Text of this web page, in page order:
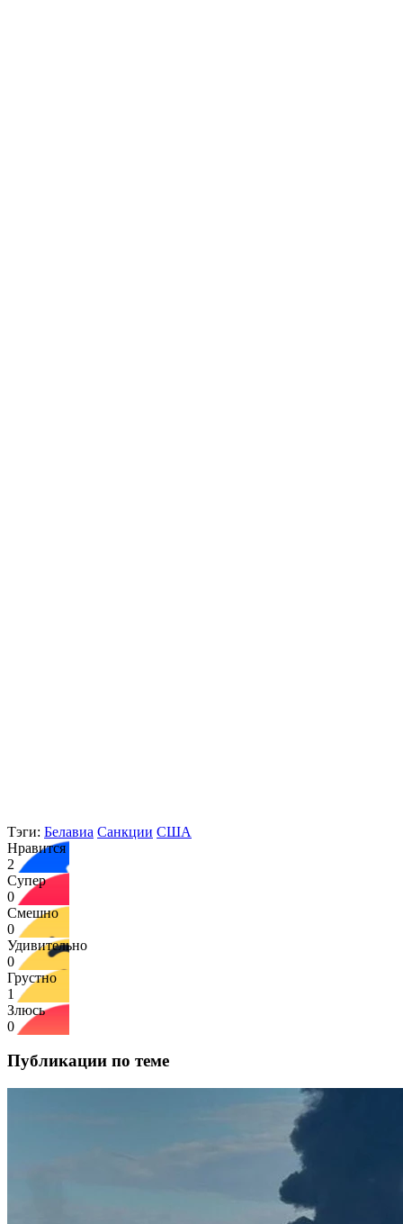
Тэги: Белавиа Санкции США
Нравится
2
Супер
0
Смешно
0
Удивительно
0
Грустно
1
Злюсь
0
Публикации по теме